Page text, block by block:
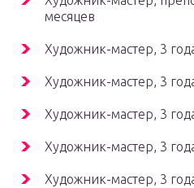
месяцев
Художник-мастер, 3
Художник-мастер, 3
Художник-мастер, 3
Художник-мастер, 3
Художник-мастер, 3